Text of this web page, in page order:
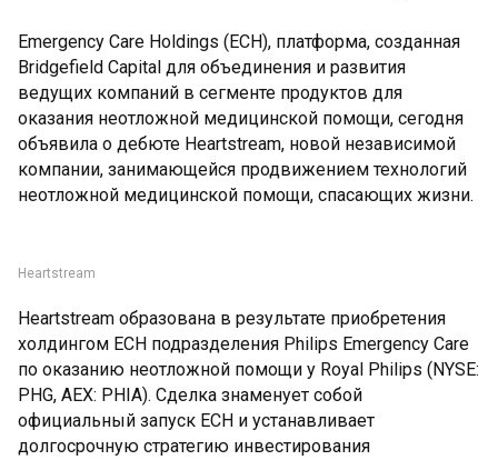
Emergency Care Holdings (ECH), платформа, созданная
Bridgefield Capital для объединения и развития
ведущих компаний в сегменте продуктов для
оказания неотложной медицинской помощи, сегодня
объявила о дебюте Heartstream, новой независимой
компании, занимающейся продвижением технологий
неотложной медицинской помощи, спасающих жизни.
Heartstream
Heartstream образована в результате приобретения
холдингом ECH подразделения Philips Emergency Care
по оказанию неотложной помощи у Royal Philips (NYSE:
PHG, AEX: PHIA). Сделка знаменует собой
официальный запуск ECH и устанавливает
долгосрочную стратегию инвестирования